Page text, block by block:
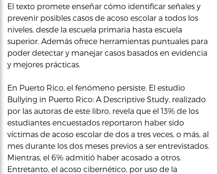
El texto promete enseñar cómo identificar señales y
prevenir posibles casos de acoso escolar a todos los
niveles, desde la escuela primaria hasta escuela
superior. Además ofrece herramientas puntuales para
poder detectar y manejar casos basados en evidencia
y mejores prácticas.
En Puerto Rico, el fenómeno persiste. El estudio
Bullying in Puerto Rico: A Descriptive Study, realizado
por las autoras de este libro, revela que el 13% de los
estudiantes encuestados reportaron haber sido
víctimas de acoso escolar de dos a tres veces, o más, al
mes durante los dos meses previos a ser entrevistados.
Mientras, el 6% admitió haber acosado a otros.
Entretanto, el acoso cibernético, por uso de la